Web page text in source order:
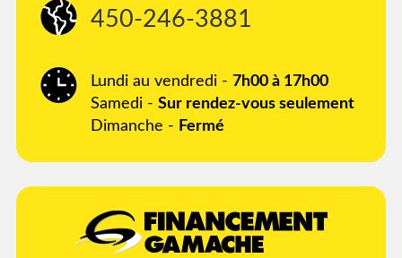
450-246-3881
Lundi au vendredi - 7h00 à 17h00
Samedi - Sur rendez-vous seulement
Dimanche - Fermé